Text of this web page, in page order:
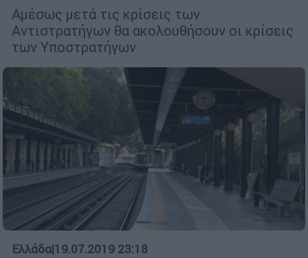
Αμέσως μετά τις κρίσεις των
Αντιστρατήγων θα ακολουθήσουν οι κρίσεις
των Υποστρατήγων
Ελλάδα|19.07.2019 23:18